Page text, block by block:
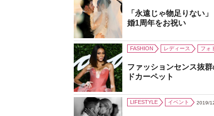
「永遠じゃ物足りない
婚1周年をお祝い
FASHION レディース フォ
ファッションセンス抜
ドカーペット
LIFESTYLE イベント 2019/